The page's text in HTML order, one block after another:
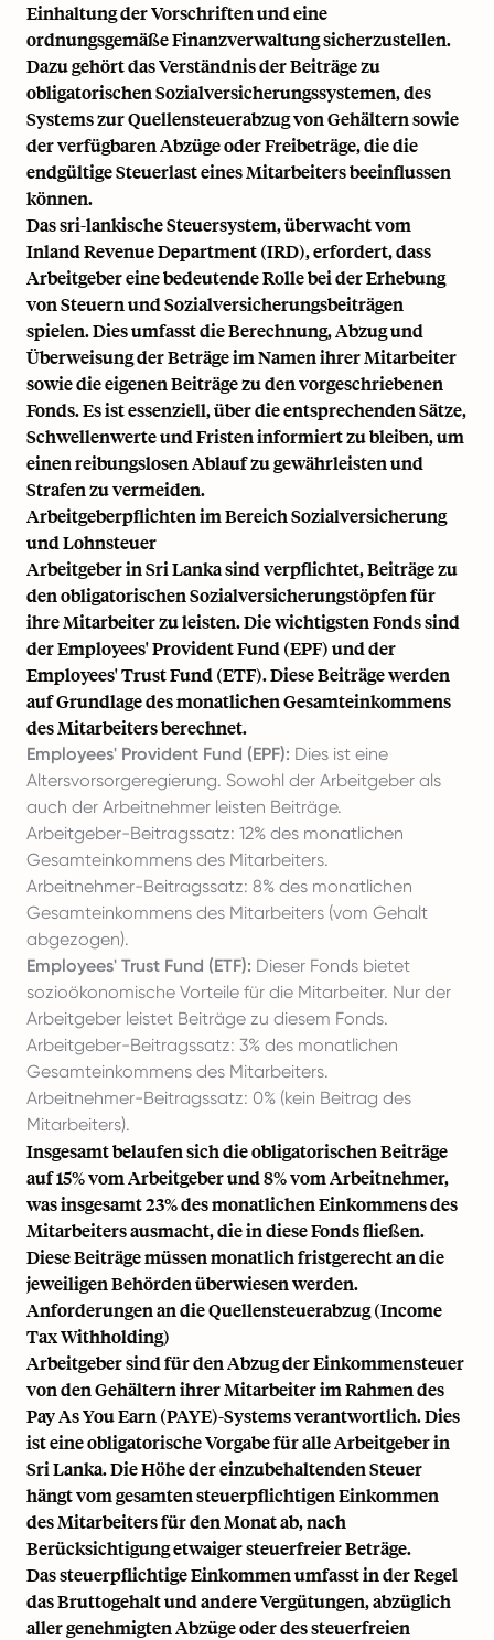
Einhaltung der Vorschriften und eine
ordnungsgemäße Finanzverwaltung sicherzustellen.
Dazu gehört das Verständnis der Beiträge zu
obligatorischen Sozialversicherungssystemen, des
Systems zur Quellensteuerabzug von Gehältern sowie
der verfügbaren Abzüge oder Freibeträge, die die
endgültige Steuerlast eines Mitarbeiters beeinflussen
können.
Das sri-lankische Steuersystem, überwacht vom
Inland Revenue Department (IRD), erfordert, dass
Arbeitgeber eine bedeutende Rolle bei der Erhebung
von Steuern und Sozialversicherungsbeiträgen
spielen. Dies umfasst die Berechnung, Abzug und
Überweisung der Beträge im Namen ihrer Mitarbeiter
sowie die eigenen Beiträge zu den vorgeschriebenen
Fonds. Es ist essenziell, über die entsprechenden Sätze,
Schwellenwerte und Fristen informiert zu bleiben, um
einen reibungslosen Ablauf zu gewährleisten und
Strafen zu vermeiden.
Arbeitgeberpflichten im Bereich Sozialversicherung
und Lohnsteuer
Arbeitgeber in Sri Lanka sind verpflichtet, Beiträge zu
den obligatorischen Sozialversicherungstöpfen für
ihre Mitarbeiter zu leisten. Die wichtigsten Fonds sind
der Employees' Provident Fund (EPF) und der
Employees' Trust Fund (ETF). Diese Beiträge werden
auf Grundlage des monatlichen Gesamteinkommens
des Mitarbeiters berechnet.
Employees' Provident Fund (EPF): Dies ist eine
Altersvorsorgeregierung. Sowohl der Arbeitgeber als
auch der Arbeitnehmer leisten Beiträge.
Arbeitgeber-Beitragssatz: 12% des monatlichen
Gesamteinkommens des Mitarbeiters.
Arbeitnehmer-Beitragssatz: 8% des monatlichen
Gesamteinkommens des Mitarbeiters (vom Gehalt
abgezogen).
Employees' Trust Fund (ETF): Dieser Fonds bietet
sozioökonomische Vorteile für die Mitarbeiter. Nur der
Arbeitgeber leistet Beiträge zu diesem Fonds.
Arbeitgeber-Beitragssatz: 3% des monatlichen
Gesamteinkommens des Mitarbeiters.
Arbeitnehmer-Beitragssatz: 0% (kein Beitrag des
Mitarbeiters).
Insgesamt belaufen sich die obligatorischen Beiträge
auf 15% vom Arbeitgeber und 8% vom Arbeitnehmer,
was insgesamt 23% des monatlichen Einkommens des
Mitarbeiters ausmacht, die in diese Fonds fließen.
Diese Beiträge müssen monatlich fristgerecht an die
jeweiligen Behörden überwiesen werden.
Anforderungen an die Quellensteuerabzug (Income
Tax Withholding)
Arbeitgeber sind für den Abzug der Einkommensteuer
von den Gehältern ihrer Mitarbeiter im Rahmen des
Pay As You Earn (PAYE)-Systems verantwortlich. Dies
ist eine obligatorische Vorgabe für alle Arbeitgeber in
Sri Lanka. Die Höhe der einzubehaltenden Steuer
hängt vom gesamten steuerpflichtigen Einkommen
des Mitarbeiters für den Monat ab, nach
Berücksichtigung etwaiger steuerfreier Beträge.
Das steuerpflichtige Einkommen umfasst in der Regel
das Bruttogehalt und andere Vergütungen, abzüglich
aller genehmigten Abzüge oder des steuerfreien